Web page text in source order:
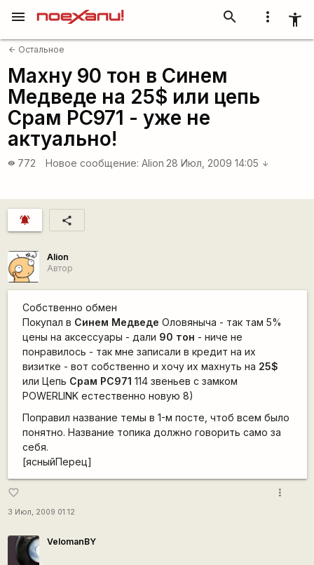
more_vert accessibility_new
search
menu
arrow_back Остальное
Махну 90 тон в Синем
Медведе на 25$ или цепь
Срам PC971 - уже не
актуально!
visibility 772 Новое сообщение: Alion 28 Июл, 2009 14:05 arrow_downward
notifications_active share
Alion
Автор
Собственно обмен
Покупал в Синем Медведе Оловяныча - так там 5%
цены на аксессуары - дали 90 тон - ниче не
понравилось - так мне записали в кредит на их
визитке - вот собственно и хочу их махнуть на 25$
или Цепь Срам PC971 114 звеньев с замком
POWERLINK естественно новую 8)
Поправил название темы в 1-м посте, чтоб всем было
понятно. Название топика должно говорить само за
себя.
[ясныйПерец]
favorite_border
3 Июл, 2009 01:12
more_vert
VelomanBY